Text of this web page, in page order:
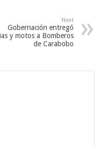
Next
Gobernación entregó
y motos a Bomberos
de Carabobo